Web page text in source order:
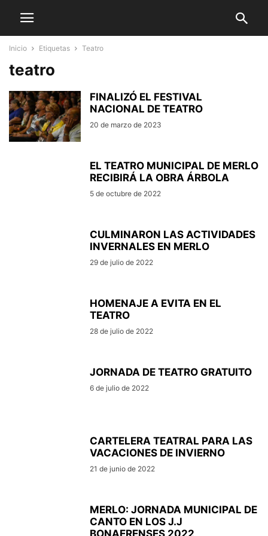
Inicio Etiquetas Teatro
teatro
FINALIZÓ EL FESTIVAL
NACIONAL DE TEATRO
20 de marzo de 2023
EL TEATRO MUNICIPAL DE MERLO
RECIBIRÁ LA OBRA ÁRBOLA
5 de octubre de 2022
CULMINARON LAS ACTIVIDADES
INVERNALES EN MERLO
29 de julio de 2022
HOMENAJE A EVITA EN EL
TEATRO
28 de julio de 2022
JORNADA DE TEATRO GRATUITO
6 de julio de 2022
CARTELERA TEATRAL PARA LAS
VACACIONES DE INVIERNO
21 de junio de 2022
MERLO: JORNADA MUNICIPAL DE
CANTO EN LOS J.J
BONAERENSES 2022